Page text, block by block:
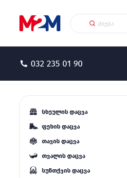
032 235 01 90
სხეულის დაცვა
ფეხის დაცვა
თავის დაცვა
თვალის დაცვა
სუნთქვის დაცვა